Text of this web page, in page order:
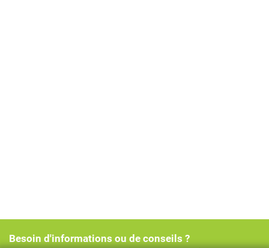
Besoin d'informations ou de conseils ?